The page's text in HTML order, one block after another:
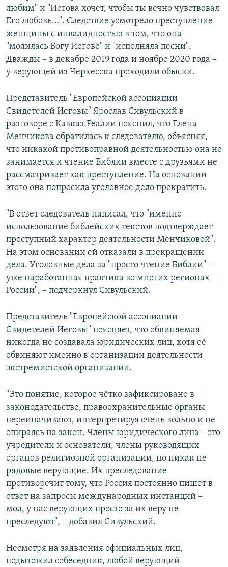
любим" и "Иегова хочет, чтобы ты вечно чувствовал
Его любовь…". Следствие усмотрело преступление
женщины с инвалидностью в том, что она
"молилась Богу Иегове" и "исполняла песни".
Дважды – в декабре 2019 года и ноябре 2020 года –
у верующей из Черкесска проходили обыски.
Представитель "Европейской ассоциации
Свидетелей Иеговы" Ярослав Сивульский в
разговоре с Кавказ.Реалии пояснил, что Елена
Менчикова обратилась к следователю, объясняя,
что никакой противоправной деятельностью она не
занимается и чтение Библии вместе с друзьями не
рассматривает как преступление. На основании
этого она попросила уголовное дело прекратить.
"В ответ следователь написал, что "именно
использование библейских текстов подтверждает
преступный характер деятельности Менчиковой".
На этом основании ей отказали в прекращении
дела. Уголовные дела за "просто чтение Библии" –
уже наработанная практика во многих регионах
России", – подчеркнул Сивульский.
Представитель "Европейской ассоциации
Свидетелей Иеговы" поясняет, что обвиняемая
никогда не создавала юридических лиц, хотя её
обвиняют именно в организации деятельности
экстремистской организации.
"Это понятие, которое чётко зафиксировано в
законодательстве, правоохранительные органы
переиначивают, интерпретируя очень вольно и не
опираясь на закон. Члены юридического лица – это
учредители и основатели, члены руководящих
органов религиозной организации, но никак не
рядовые верующие. Их преследование
противоречит тому, что Россия постоянно пишет в
ответ на запросы международных инстанций –
мол, у нас верующих просто за их веру не
преследуют", – добавил Сивульский.
Несмотря на заявления официальных лиц,
подытожил собеседник, любой верующий